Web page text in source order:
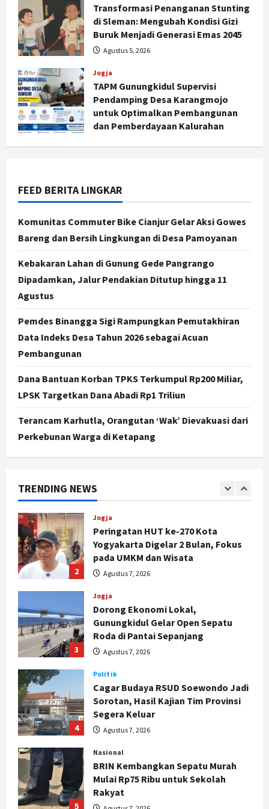
Transformasi Penanganan Stunting
di Sleman: Mengubah Kondisi Gizi
Buruk Menjadi Generasi Emas 2045
Agustus 5, 2026
Jogja
TAPM Gunungkidul Supervisi
Pendamping Desa Karangmojo
untuk Optimalkan Pembangunan
dan Pemberdayaan Kalurahan
FEED BERITA LINGKAR
Komunitas Commuter Bike Cianjur Gelar Aksi Gowes
Bareng dan Bersih Lingkungan di Desa Pamoyanan
Kebakaran Lahan di Gunung Gede Pangrango
Dipadamkan, Jalur Pendakian Ditutup hingga 11
Agustus
Pemdes Binangga Sigi Rampungkan Pemutakhiran
Data Indeks Desa Tahun 2026 sebagai Acuan
Pembangunan
Dana Bantuan Korban TPKS Terkumpul Rp200 Miliar,
LPSK Targetkan Dana Abadi Rp1 Triliun
Terancam Karhutla, Orangutan ‘Wak’ Dievakuasi dari
Perkebunan Warga di Ketapang
TRENDING NEWS
2
Jogja
Yogyakarta Digelar 2 Bulan, Fokus
pada UMKM dan Wisata
Agustus 7, 2026
Jogja
4
Politik
Cagar Budaya RSUD Soewondo Jadi
Segera Keluar
Agustus 7, 2026
5
Nasional
Mulai Rp75 Ribu untuk Sekolah
Rakyat
Agustus 7, 2026
Hari Jadi Pati ke-703 Jadi
Momentum Kemajuan, Ini Pesan Ali
Badrudin
Agustus 8, 2026
2
Jogja
3
Jogja
Dorong Ekonomi Lokal,
Gunungkidul Gelar Open Sepatu
Roda di Pantai Sepanjang
Agustus 7, 2026
4
Politik
Cagar Budaya RSUD Soewondo Jadi
Sorotan, Hasil Kajian Tim Provinsi
Segera Keluar
Agustus 7, 2026
5
Nasional
BRIN Kembangkan Sepatu Murah
Mulai Rp75 Ribu untuk Sekolah
Rakyat
Agustus 7, 2026
1
Politik
Hari Jadi Pati ke-703 Jadi
Momentum Kemajuan, Ini Pesan Ali
Badrudin